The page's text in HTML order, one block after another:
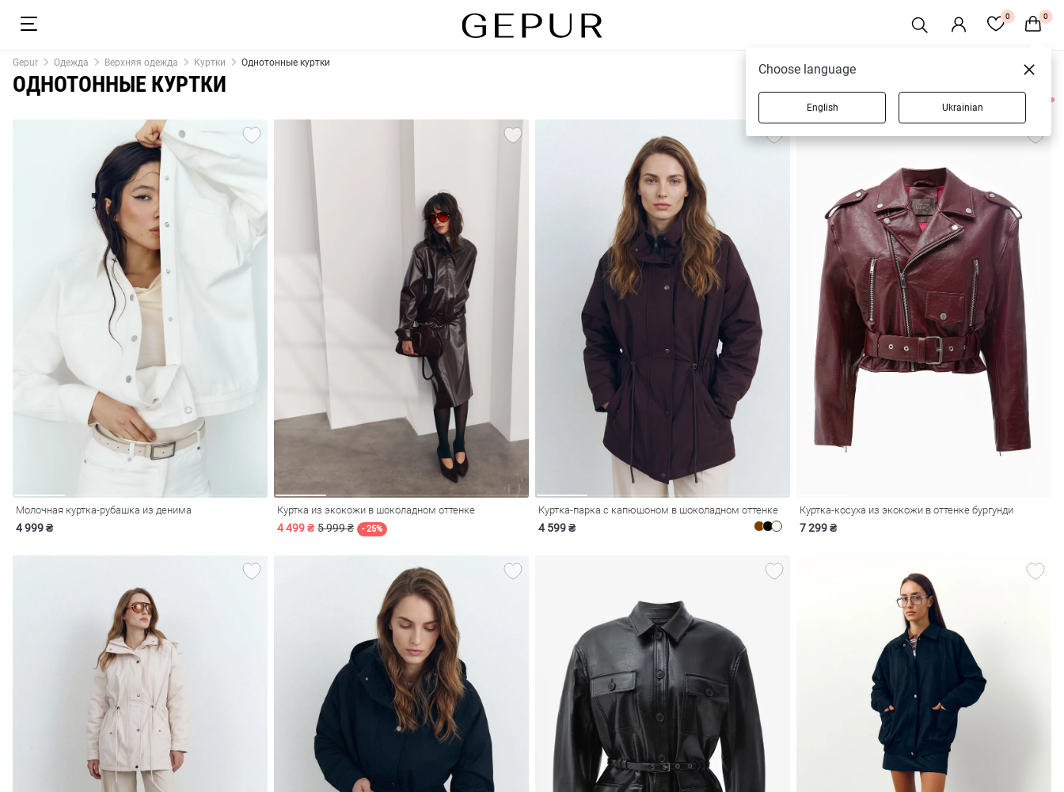
0 0
СарафаныНа
Gepur Одежда Верхняя одежда Куртки Однотонные куртки
ОДНОТОННЫЕ КУРТКИ
14 товаров
Молочная куртка-рубашка из денима
4 999 ₴
Куртка из экокожи в шоколадном оттенке
4 499 ₴ 5 999 ₴ - 25%
Куртка-парка с капюшоном в шоколадном оттенке
4 599 ₴
Куртка-косуха из экокожи в оттенке бургунди
7 299 ₴
Choose language
English Ukrainian